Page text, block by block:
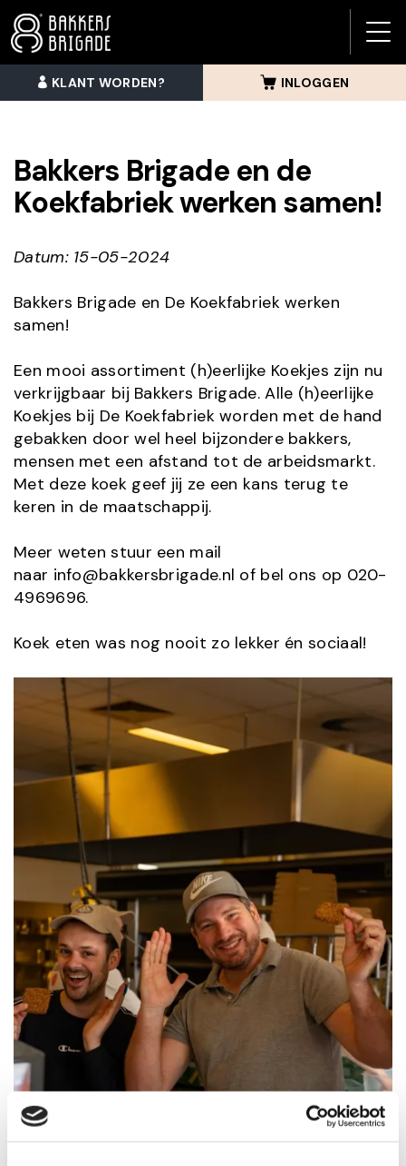
KLANT WORDEN? INLOGGEN
Bakkers Brigade en de
Koekfabriek werken samen!
Datum: 15-05-2024
Bakkers Brigade en De Koekfabriek werken
samen!
Een mooi assortiment (h)eerlijke Koekjes zijn nu
verkrijgbaar bij Bakkers Brigade. Alle (h)eerlijke
Koekjes bij De Koekfabriek worden met de hand
gebakken door wel heel bijzondere bakkers,
mensen met een afstand tot de arbeidsmarkt.
Met deze koek geef jij ze een kans terug te
keren in de maatschappij.
Meer weten stuur een mail
naar info@bakkersbrigade.nl of bel ons op 020-
4969696.
Koek eten was nog nooit zo lekker én sociaal!